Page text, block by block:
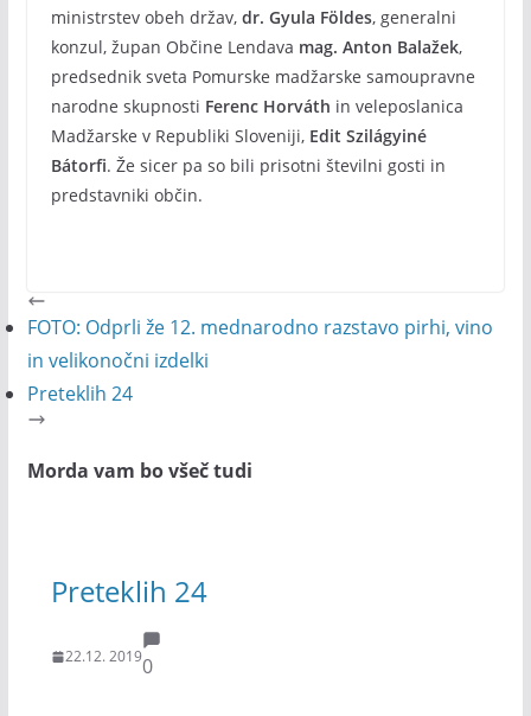
ministrstev obeh držav, dr. Gyula Földes, generalni
konzul, župan Občine Lendava mag. Anton Balažek,
predsednik sveta Pomurske madžarske samoupravne
narodne skupnosti Ferenc Horváth in veleposlanica
Madžarske v Republiki Sloveniji, Edit Szilágyiné
Bátorfi. Že sicer pa so bili prisotni številni gosti in
predstavniki občin.
FOTO: Odprli že 12. mednarodno razstavo pirhi, vino
in velikonočni izdelki
Preteklih 24
Morda vam bo všeč tudi
Preteklih 24
22.12. 20190